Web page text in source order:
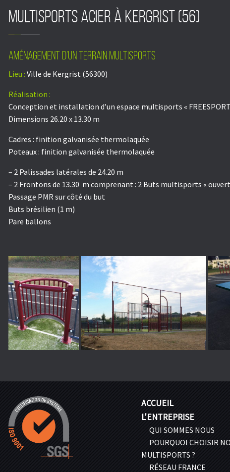
Multisports acier à KERGRIST (56)
Aménagement d’un terrain multisports
Lieu : Ville de Kergrist (56300)
Réalisation :
Conception et installation d’un espace multisports «
Dimensions 26.20 x 13.30 m
Cadres : finition galvanisée thermolaquée
Poteaux : finition galvanisée thermolaquée
– 2 Palissades latérales de 24.20 m
– 2 Frontons de 13.30 m comprenant : 2 Buts multisports «
Passage PMR sur côté du but
Buts brésilien (1 m)
Pare ballons
ACCUEIL
L'ENTREPRISE
QUI SOMMES NOUS
POURQUOI CHOISIR
MULTISPORTS ?
RÉSEAU FRANCE